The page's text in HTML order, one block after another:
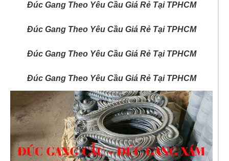
Đúc Gang Theo Yêu Cầu Giá Rẻ Tại TPHCM
Đúc Gang Theo Yêu Cầu Giá Rẻ Tại TPHCM
Đúc Gang Theo Yêu Cầu Giá Rẻ Tại TPHCM
Đúc Gang Theo Yêu Cầu Giá Rẻ Tại TPHCM